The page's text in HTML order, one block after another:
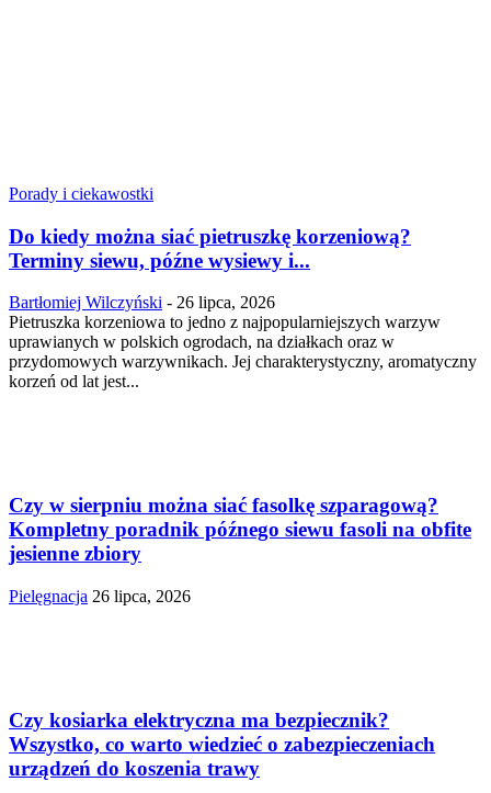
Porady i ciekawostki
Do kiedy można siać pietruszkę korzeniową?
Terminy siewu, późne wysiewy i...
Bartłomiej Wilczyński - 26 lipca, 2026
Pietruszka korzeniowa to jedno z najpopularniejszych warzyw
uprawianych w polskich ogrodach, na działkach oraz w
przydomowych warzywnikach. Jej charakterystyczny, aromatyczny
korzeń od lat jest...
Czy w sierpniu można siać fasolkę szparagową?
Kompletny poradnik późnego siewu fasoli na obfite
jesienne zbiory
Pielęgnacja 26 lipca, 2026
Czy kosiarka elektryczna ma bezpiecznik?
Wszystko, co warto wiedzieć o zabezpieczeniach
urządzeń do koszenia trawy